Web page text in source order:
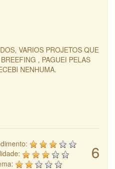
VARIOS PROJETOS QUE
, PAGUEI PELAS
NENHUMA.
6